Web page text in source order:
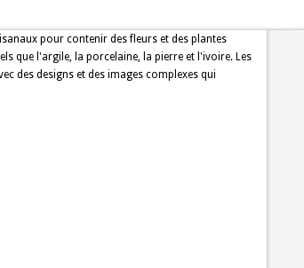
pour contenir des fleurs et des plantes
que l'argile, la porcelaine, la pierre et l'ivoire. Les
des designs et des images complexes qui